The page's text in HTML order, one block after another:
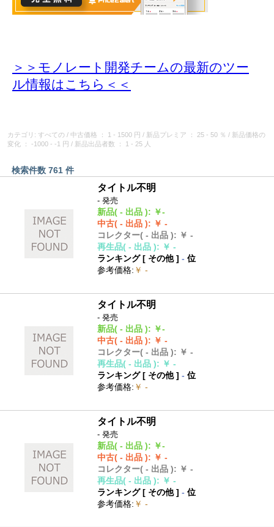
＞＞モノレート開発チームの最新のツー
ル情報はこちら＜＜
カテゴリ: すべての / 中古価格 ： 1 - 1500 円 / 新品プレミア ： 25 - 50 ％ / 新品価格の
変化
： -1000 - -1 円 / 新品出品者数 ： 1 - 25 人
検索件数 761 件
タイトル不明
- 発売
新品( - 出品 ): ￥-
中古( - 出品 ): ￥ -
コレクター( - 出品 ): ￥ -
再生品( - 出品 ): ￥ -
ランキング [ その他]- 位
参考価格: ￥ -
タイトル不明
- 発売
新品( - 出品 ): ￥-
中古( - 出品 ): ￥ -
コレクター( - 出品 ): ￥ -
再生品( - 出品 ): ￥ -
ランキング [ その他]- 位
参考価格: ￥ -
タイトル不明
- 発売
新品( - 出品 ): ￥-
中古( - 出品 ): ￥ -
コレクター( - 出品 ): ￥ -
再生品( - 出品 ): ￥ -
ランキング [ その他]- 位
参考価格: ￥ -